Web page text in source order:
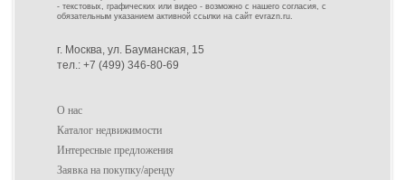
- текстовых, графических или видео - возможно с нашего согласия, с
обязательным указанием активной ссылки на сайт evrazn.ru.
г. Москва, ул. Бауманская, 15
тел.: +7 (499) 346-80-69
О нас
Каталог недвижимости
Интересные предложения
Заявка на покупку/аренду